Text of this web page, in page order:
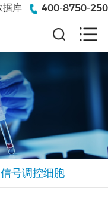
据库 400-8750-250
信号调控细胞